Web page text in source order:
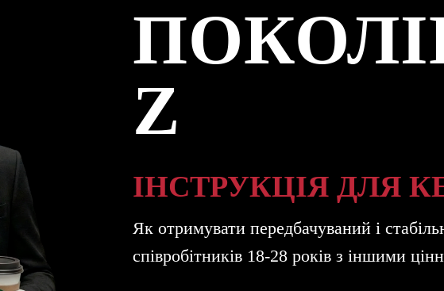
Z
ІНСТРУКЦІЯ ДЛЯ
Як отримувати передбачуваний і
співробітників 18-28 років з іншими